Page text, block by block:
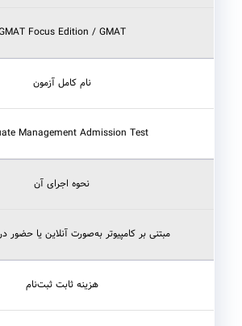
Focus Edition / GMAT
نام کامل آزمون
Management Admission Test
نحوه اجرای آن
مبتنی بر کامپیوتر به‌صورت آنلاین یا حضور
هزینه ثابت ثبت‌نام